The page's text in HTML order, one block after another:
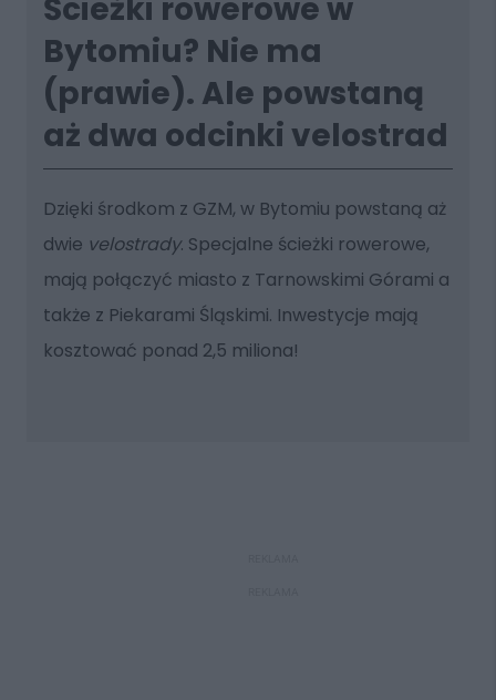
Ścieżki rowerowe w
Bytomiu? Nie ma
(prawie). Ale powstaną
aż dwa odcinki velostrad
Dzięki środkom z GZM, w Bytomiu powstaną aż
dwie velostrady. Specjalne ścieżki rowerowe,
mają połączyć miasto z Tarnowskimi Górami a
także z Piekarami Śląskimi. Inwestycje mają
kosztować ponad 2,5 miliona!